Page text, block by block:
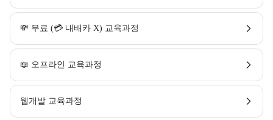
💸 무료 (💳 내배카 X) 교육과정
📖 오프라인 교육과정
웹개발 교육과정